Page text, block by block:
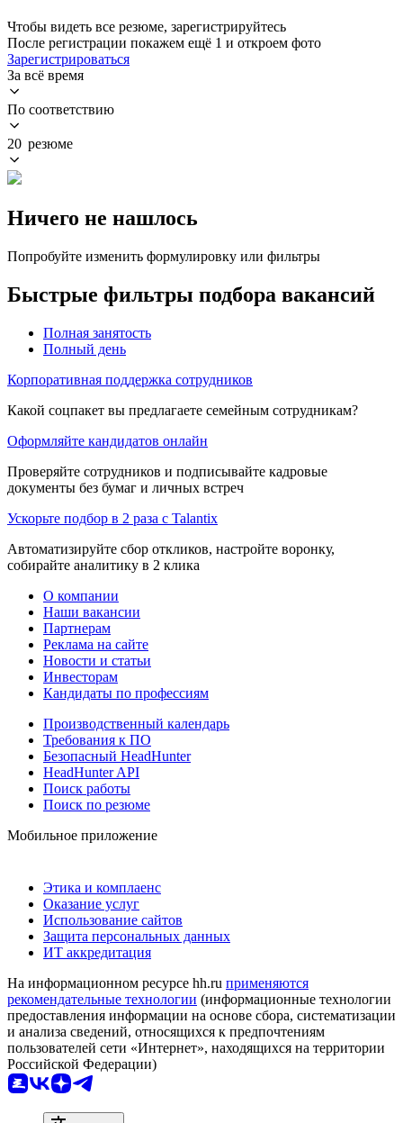
Чтобы видеть все резюме, зарегистрируйтесь
После регистрации покажем ещё 1 и откроем фото
Зарегистрироваться
За всё время
По соответствию
20 резюме
Ничего не нашлось
Попробуйте изменить формулировку или фильтры
Быстрые фильтры подбора вакансий
Полная занятость
Полный день
Корпоративная поддержка сотрудников
Какой соцпакет вы предлагаете семейным сотрудникам?
Оформляйте кандидатов онлайн
Проверяйте сотрудников и подписывайте кадровые
документы без бумаг и личных встреч
Ускорьте подбор в 2 раза с Talantix
Автоматизируйте сбор откликов, настройте воронку,
собирайте аналитику в 2 клика
О компании
Наши вакансии
Партнерам
Реклама на сайте
Новости и статьи
Инвесторам
Кандидаты по профессиям
Производственный календарь
Требования к ПО
Безопасный HeadHunter
HeadHunter API
Поиск работы
Поиск по резюме
Мобильное приложение
Этика и комплаенс
Оказание услуг
Использование сайтов
Защита персональных данных
ИТ аккредитация
На информационном ресурсе hh.ru применяются
рекомендательные технологии (информационные технологии
предоставления информации на основе сбора, систематизации
и анализа сведений, относящихся к предпочтениям
пользователей сети «Интернет», находящихся на территории
Российской Федерации)